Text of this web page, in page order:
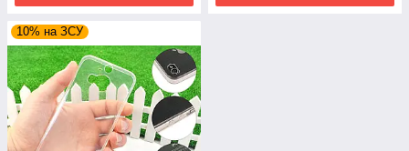
10% на ЗСУ